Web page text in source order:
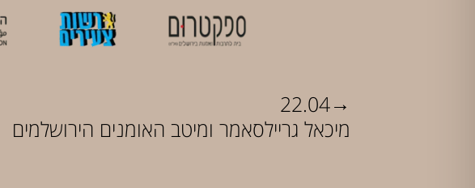
22.04→
מיכאל גריילסאמר ומיטב האומנים הירושלמים